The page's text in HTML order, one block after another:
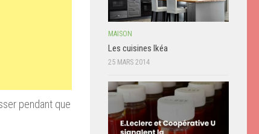
pendant que
MAISON
Les cuisines Ikéa
25 MARS 2014